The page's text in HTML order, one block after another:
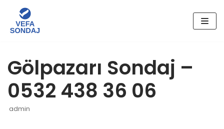
İçeriğe
Gölpazarı Sondaj –
0532 438 36 06
admin